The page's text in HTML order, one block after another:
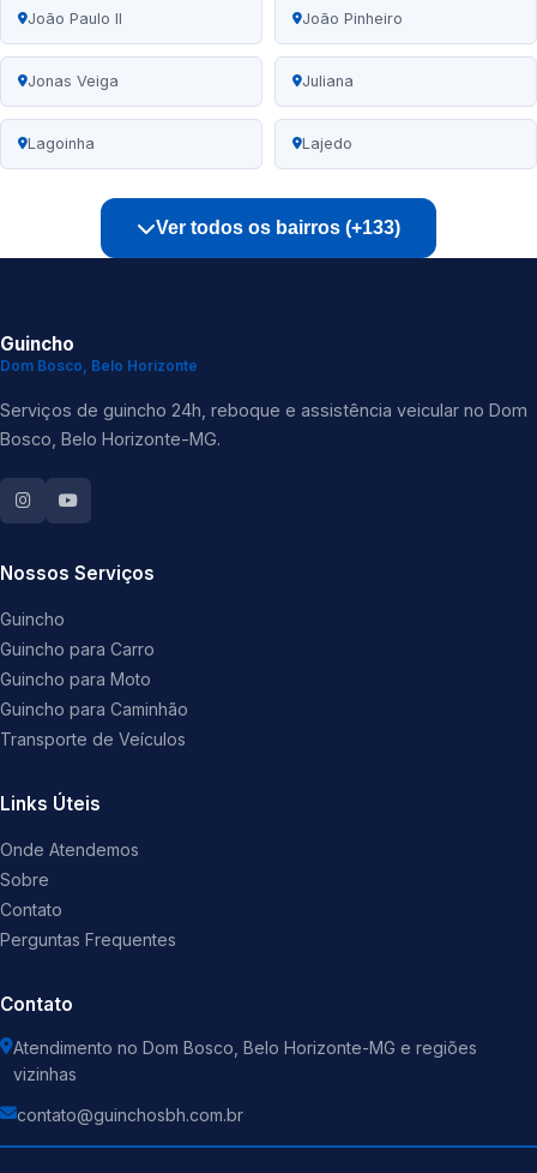
João Paulo II João Pinheiro
Jonas Veiga Juliana
Lagoinha Lajedo
Ver todos os bairros (+133)
Guincho
Dom Bosco, Belo Horizonte
Serviços de guincho 24h, reboque e assistência veicular no Dom
Bosco, Belo Horizonte-MG.
Nossos Serviços
Guincho
Guincho para Carro
Guincho para Moto
Guincho para Caminhão
Transporte de Veículos
Links Úteis
Onde Atendemos
Sobre
Contato
Perguntas Frequentes
Contato
Atendimento no Dom Bosco, Belo Horizonte-MG e regiões
vizinhas
contato@guinchosbh.com.br